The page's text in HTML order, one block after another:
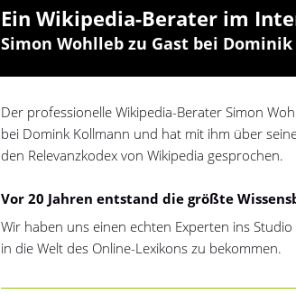
Ein Wikipedia-Berater im
Simon Wohlleb zu Gast bei
Der professionelle Wikipedia-Berater Simon
bei Domink Kollmann und hat mit ihm über
den Relevanzkodex von Wikipedia gesprochen.
Vor 20 Jahren entstand die größte
Wir haben uns einen echten Experten ins
in die Welt des Online-Lexikons zu bekommen.